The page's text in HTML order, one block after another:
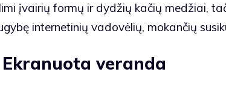
įvairių formų ir dydžių kačių medžiai,
internetinių vadovėlių, mokančių
Ekranuota veranda